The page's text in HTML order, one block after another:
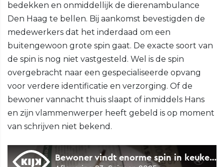
bedekken en onmiddellijk de dierenambulance
Den Haag te bellen. Bij aankomst bevestigden de
medewerkers dat het inderdaad om een
buitengewoon grote spin gaat. De exacte soort van
de spin is nog niet vastgesteld. Wel is de spin
overgebracht naar een gespecialiseerde opvang
voor verdere identificatie en verzorging. Of de
bewoner vannacht thuis slaapt of inmiddels Hans
en zijn vlammenwerper heeft gebeld is op moment
van schrijven niet bekend.